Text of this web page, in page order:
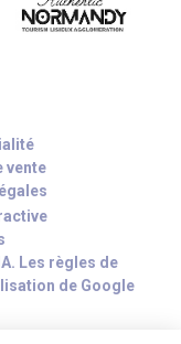
vente
Les règles de
de Google